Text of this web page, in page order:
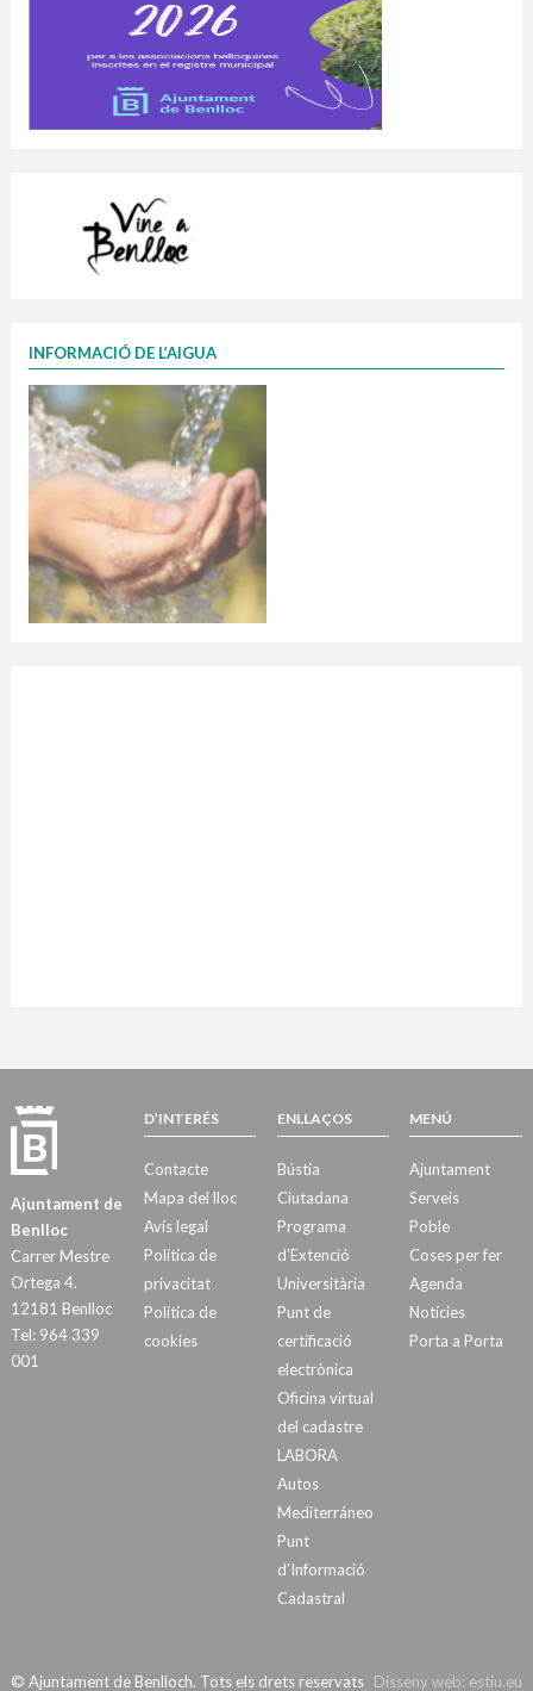
INFORMACIÓ DE L’AIGUA
Ajuntament de
Benlloc
Carrer Mestre
Ortega 4.
12181 Benlloc
Tel: 964 339
001
D’INTERÉS
Contacte
Mapa del lloc
Avís legal
Política de
privacitat
Política de
cookies
ENLLAÇOS
Bústia
Ciutadana
Programa
d’Extenció
Universitària
Punt de
certificació
electrònica
Oficina virtual
del cadastre
LABORA
Autos
Mediterráneo
Punt
d’Informació
Cadastral
MENÚ
Ajuntament
Serveis
Poble
Coses per fer
Agenda
Notícies
Porta a Porta
Disseny web: estiu.eu
© Ajuntament de Benlloch. Tots els drets reservats